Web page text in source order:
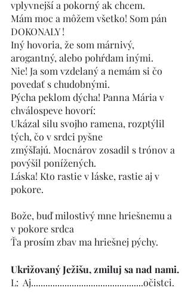
vplyvnejší a pokorný ak chcem.
Mám moc a môžem všetko! Som pán
DOKONALY !
Iný hovoria, že som márnivý,
arogantný, alebo pohŕdam inými.
Nie! Ja som vzdelaný a nemám si čo
povedať s chudobnými.
Pýcha peklom dýcha! Panna Mária v
chválospeve hovorí:
Ukázal silu svojho ramena, rozptýlil
tých, čo v srdci pyšne
zmýšľajú. Mocnárov zosadil s trónov a
povýšil ponížených.
Láska! Kto rastie v láske, rastie aj v
pokore.
Bože, buď milostivý mne hriešnemu a
v pokore srdca
Ťa prosím zbav ma hriešnej pýchy.
Ukrižovaný Ježišu, zmiluj sa nad nami.
L:  Aj...............................................očistci.